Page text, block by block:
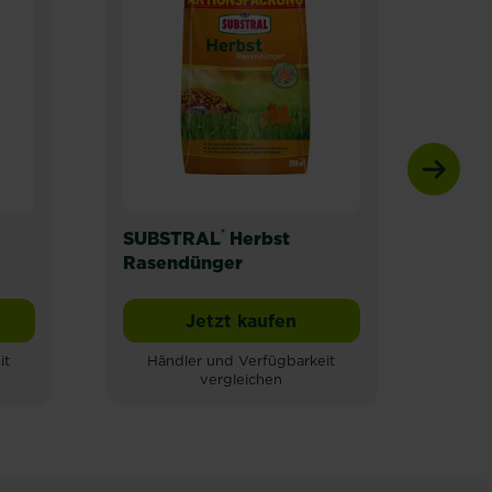
Magisches Rasen-Pflaster
SUBSTRAL® Herbst
Rasendünger
Jetzt kaufenSUBSTRAL® Herbst
Händler und Verfügbarkeit
vergleichen